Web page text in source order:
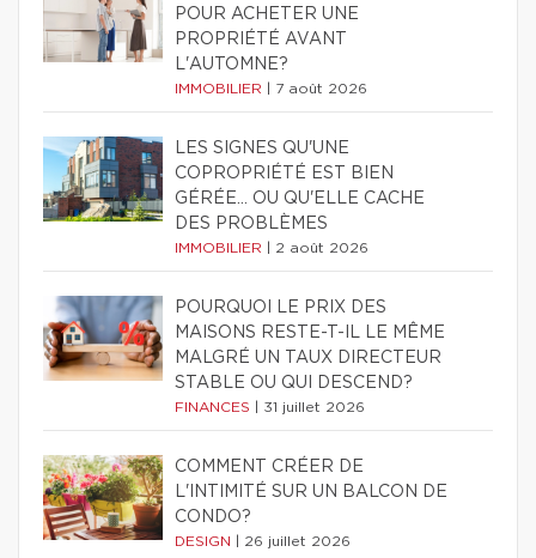
POUR ACHETER UNE
PROPRIÉTÉ AVANT
L'AUTOMNE?
IMMOBILIER 7 août 2026
LES SIGNES QU'UNE
COPROPRIÉTÉ EST BIEN
GÉRÉE… OU QU'ELLE CACHE
DES PROBLÈMES
IMMOBILIER 2 août 2026
POURQUOI LE PRIX DES
MAISONS RESTE-T-IL LE MÊME
MALGRÉ UN TAUX DIRECTEUR
STABLE OU QUI DESCEND?
FINANCES 31 juillet 2026
COMMENT CRÉER DE
L'INTIMITÉ SUR UN BALCON DE
CONDO?
DESIGN 26 juillet 2026